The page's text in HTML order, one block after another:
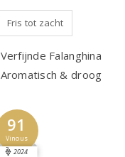
Fris tot zacht
Verfijnde Falanghina
Aromatisch & droog
91
Vinous
2024